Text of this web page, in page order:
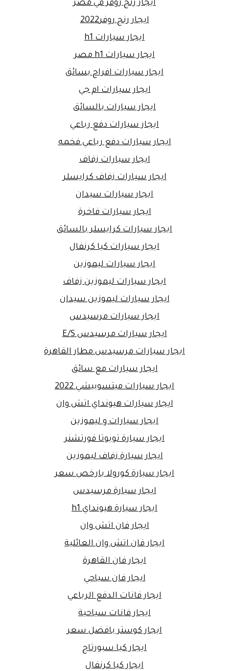
ايجار رنج روفر في مصر
ايجار رنج روفر2022
ايجار سيارات h1
ايجار سيارات h1 مصر
ايجار سيارات افراح بسائق
ايجار سيارات ام جي
ايجار سيارات بالسائق
ايجار سيارات دفع رباعي
ايجار سيارات دفع رباعي فخمه
ايجار سيارات زفاف
ايجار سيارات زفاف كرايسلر
ايجار سيارات سيدان
ايجار سيارات فاخرة
ايجار سيارات كرايسلر بالسائق
ايجار سيارات كيا كرنفال
ايجار سيارات ليموزين
ايجار سيارات ليموزين زفاف
ايجار سيارات ليموزين سيدان
ايجار سيارات مرسيدس
ايجار سيارات مرسيدس E/S
ايجار سيارات مرسيدس مطار القاهرة
ايجار سيارات مع سائق
ايجار سيارات ميتسوبيشي 2022
ايجار سيارات هيونداي اتش وان
ايجار سيارات و ليموزين
ايجار سيارة تويوتا فورتشنر
ايجار سيارة زفاف ليموزين
ايجار سيارة كورولا بارخص سعر
ايجار سيارة مرسيدس
ايجار سيارة هيونداي h1
ايجار فان اتش وان
ايجار فان اتش وان العائلية
ايجار فان القاهرة
ايجار فان سياحي
ايجار فانات الدفع الرباعي
ايجار فانات سياحية
ايجار كوستر بافضل سعر
ايجار كيا سبورتاج
ايجار كيا كرنفال